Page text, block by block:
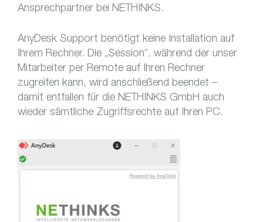
Ansprechpartner bei NETHINKS.
AnyDesk Support benötigt keine Installation auf
Ihrem Rechner. Die „Session“, während der unser
Mitarbeiter per Remote auf Ihren Rechner
zugreifen kann, wird anschließend beendet –
damit entfallen für die NETHINKS GmbH auch
wieder sämtliche Zugriffsrechte auf Ihren PC.